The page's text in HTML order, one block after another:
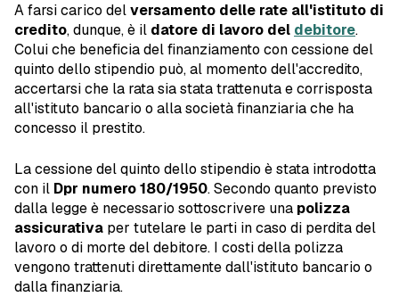
A farsi carico delversamento delle rate all'istituto di
credito, dunque, è il datore di lavoro del debitore.
Colui che beneficia del finanziamento con cessione del
quinto dello stipendio può, al momento dell'accredito,
accertarsi che la rata sia stata trattenuta e corrisposta
all'istituto bancario o alla società finanziaria che ha
concesso il prestito.
La cessione del quinto dello stipendio è stata introdotta
con il Dpr numero 180/1950. Secondo quanto previsto
dalla legge è necessario sottoscrivere una polizza
assicurativa per tutelare le parti in caso di perdita del
lavoro o di morte del debitore. I costi della polizza
vengono trattenuti direttamente dall'istituto bancario o
dalla finanziaria.